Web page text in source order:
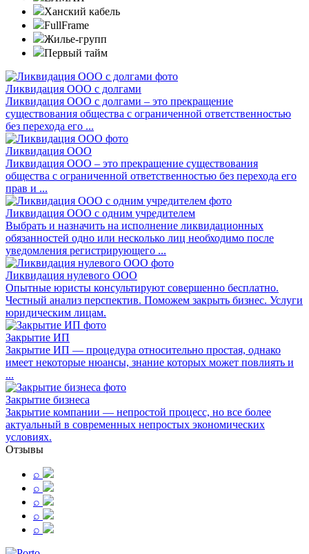
Ханский кабель
FullFrame
Жилье-групп
Первый тайм
Ликвидация ООО с долгами
Ликвидация ООО с долгами – это прекращение
существования общества с ограниченной ответственностью
без перехода его ...
Ликвидация ООО
Ликвидация ООО – это прекращение существования
общества с ограниченной ответственностью без перехода его
прав и ...
Ликвидация ООО с одним учредителем
Выбрать и назначить на исполнение ликвидационных
обязанностей одно или несколько лиц необходимо после
уведомления регистрирующего ...
Ликвидация нулевого ООО
Опытные юристы консультируют совершенно бесплатно.
Честный анализ перспектив. Поможем закрыть бизнес. Услуги
юридическим лицам.
Закрытие ИП
Закрытие ИП — процедура относительно простая, однако
имеет некоторые нюансы, знание которых может повлиять и
...
Закрытие бизнеса
Закрытие компании — непростой процесс, но все более
актуальный в современных непростых экономических
условиях.
Отзывы
⌕
⌕
⌕
⌕
⌕